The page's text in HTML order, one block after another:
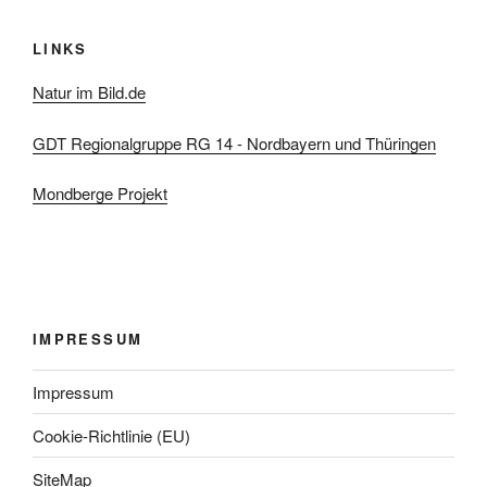
LINKS
Natur im Bild.de
GDT Regionalgruppe RG 14 - Nordbayern und Thüringen
Mondberge Projekt
IMPRESSUM
Impressum
Cookie-Richtlinie (EU)
SiteMap